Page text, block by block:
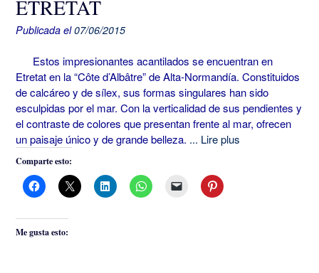
ETRETAT
Publicada el07/06/2015
Estos impresionantes acantilados se encuentran en
Etretat en la “Côte d’Albâtre” de Alta-Normandía. Constituidos
de calcáreo y de sílex, sus formas singulares han sido
esculpidas por el mar. Con la verticalidad de sus pendientes y
el contraste de colores que presentan frente al mar, ofrecen
un paisaje único y de grande belleza. ... Lire plus
Comparte esto:
Me gusta esto: